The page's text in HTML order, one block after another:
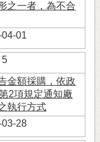
之一者，為不合
04-01
5
金額採購，依政
2項規定通知廠
執行方式
03-28